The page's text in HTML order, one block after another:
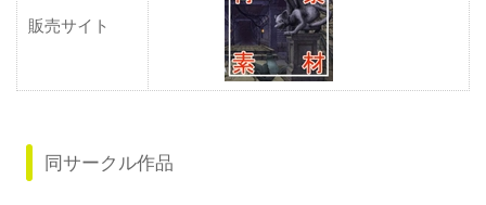
販売サイト
同サークル作品